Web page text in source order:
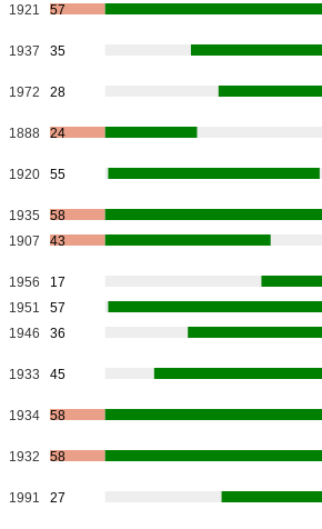
1921 57
1937 35
1972 28
1888 24
1920 55
1935
58
1907 43
1956
17
1951
57
1946 36
1933 45
1934 58
1932 58
1991 27